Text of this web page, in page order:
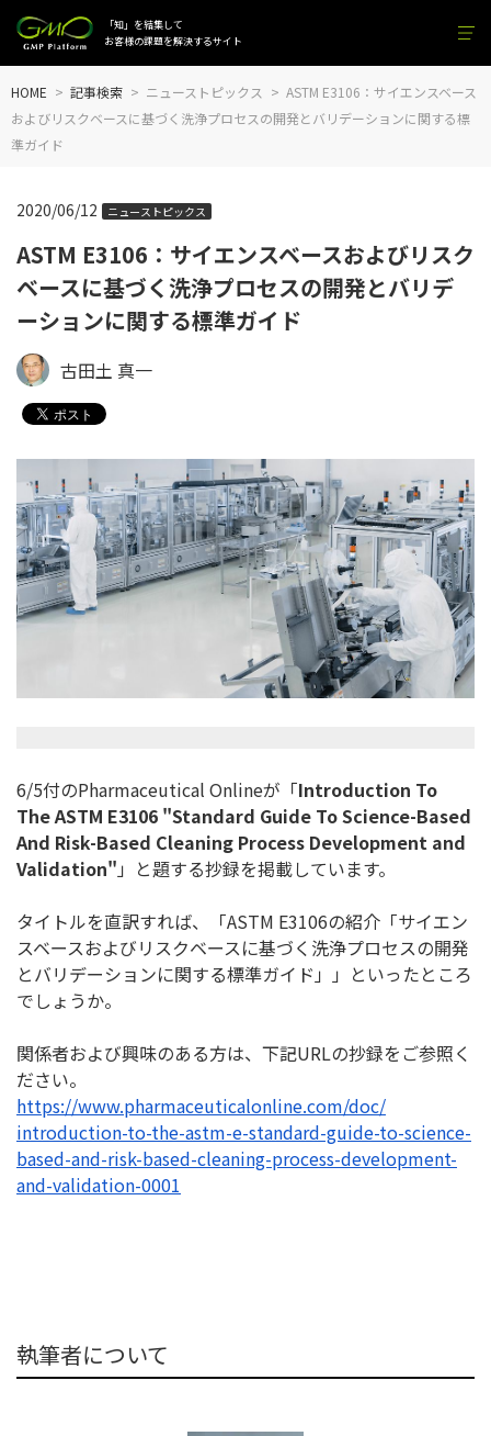
「知」を結集して
お客様の課題を解決するサイト
HOME 記事検索 ニューストピックス
ASTM E3106：サイエンスベース
およびリスクベースに基づく洗浄プロセスの開発とバリデーションに関する標
準ガイド
ASTM E3106：サイエンスベースおよびリスク
ベースに基づく洗浄プロセスの開発とバリデ
ーションに関する標準ガイド
2020/06/12 ニューストピックス
古田土 真一
6/5付のPharmaceutical Onlineが「Introduction To
The ASTM E3106 "Standard Guide To Science-Based
And Risk-Based Cleaning Process Development and
Validation" 」と題する抄録を掲載しています。
タイトルを直訳すれば、「ASTM E3106の紹介「サイエン
スベースおよびリスクベースに基づく洗浄プロセスの開発
とバリデーションに関する標準ガイド」」 といったところ
でしょうか。
関係者および興味のある方は、下記URLの抄録をご参照く
ださい。
https://www.pharmaceuticalonline.com/doc/
introduction-to-the-astm-e-standard-guide-to-science-
based-and-risk-based-cleaning-process-development-
and-validation-0001
執筆者について